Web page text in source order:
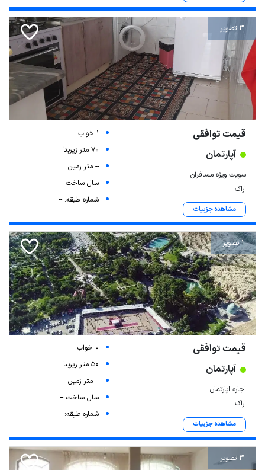
3 تصویر
قیمت توافقی
آپارتمان
سویت ویژه مسافران
اراک
مشاهده جزییات
1 خواب
70 متر زیربنا
-- متر زمین
سال ساخت --
شماره طبقه: --
1 تصویر
قیمت توافقی
آپارتمان
اجاره اپارتمان
اراک
مشاهده جزییات
0 خواب
50 متر زیربنا
-- متر زمین
سال ساخت --
شماره طبقه: --
3 تصویر